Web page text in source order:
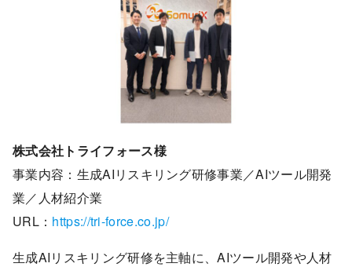
株式会社トライフォース様
事業内容：生成AIリスキリング研修事業／AIツール開発
業／人材紹介業
URL： https://tri-force.co.jp/
生成AIリスキリング研修を主軸に、AIツール開発や人材